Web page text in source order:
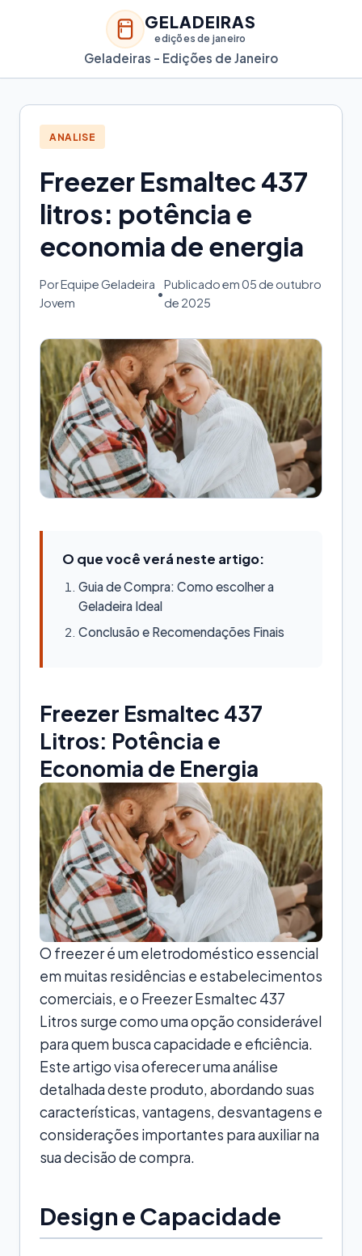
GELADEIRAS
edições de janeiro
Geladeiras - Edições de Janeiro
ANALISE
Freezer Esmaltec 437
litros: potência e
economia de energia
Por Equipe Geladeira
Jovem
•
Publicado em 05 de outubro
de 2025
O que você verá neste artigo:
Guia de Compra: Como escolher a
Geladeira Ideal
Conclusão e Recomendações Finais
Freezer Esmaltec 437
Litros: Potência e
Economia de Energia
O freezer é um eletrodoméstico essencial
em muitas residências e estabelecimentos
comerciais, e o Freezer Esmaltec 437
Litros surge como uma opção considerável
para quem busca capacidade e eficiência.
Este artigo visa oferecer uma análise
detalhada deste produto, abordando suas
características, vantagens, desvantagens e
considerações importantes para auxiliar na
sua decisão de compra.
Design e Capacidade